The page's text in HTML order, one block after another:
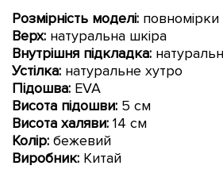
Розмірність моделі: повномірки
Верх: натуральна шкіра
Внутрішня підкладка:
Устілка: натуральне хутро
Підошва: EVA
Висота підошви: 5 см
Висота халяви: 14 см
Колір: бежевий
Виробник: Китай